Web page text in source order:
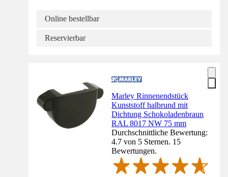
Online bestellbar
Reservierbar
Marley Rinnenendstück
Kunststoff halbrund mit
Dichtung Schokoladenbraun
RAL 8017 NW 75 mm
Durchschnittliche Bewertung:
4.7 von 5 Sternen. 15
Bewertungen.